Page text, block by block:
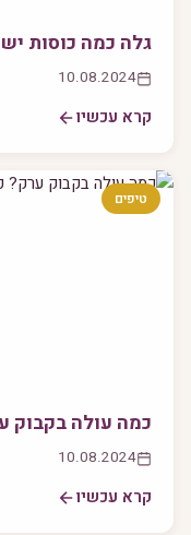
גלה כמה כוסות
10.08.2024
קרא עכשיו
טיפים
כמה עולה בקבוק
10.08.2024
קרא עכשיו